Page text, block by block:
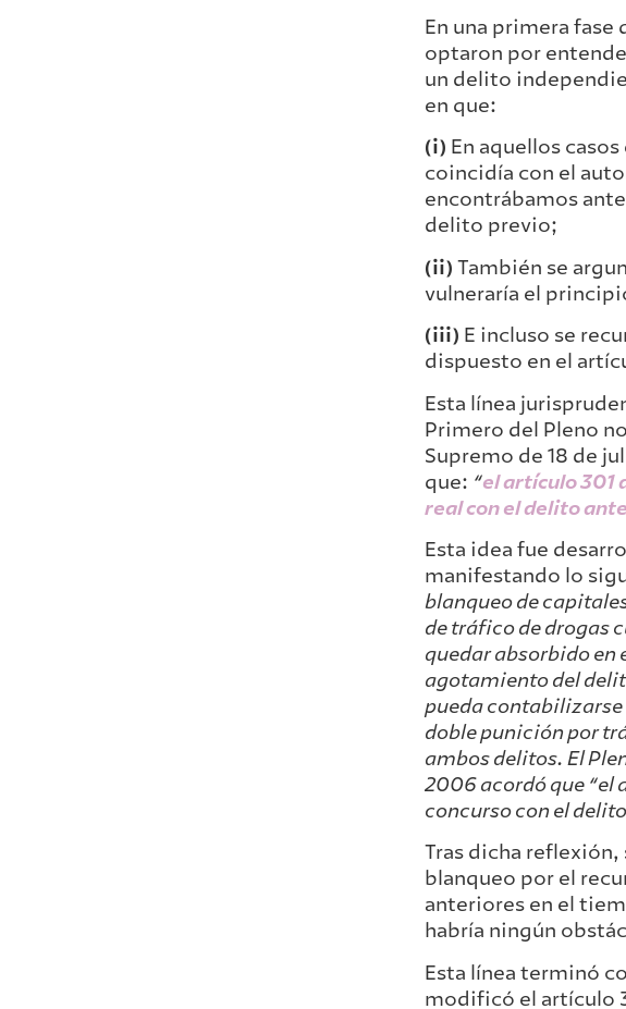
En una primera
optaron por
un delito
en que:
(i) En aquellos
coincidía con el
encontrábamos
delito previo;
(ii) También se
vulneraría el
(iii) E incluso se
dispuesto en el
Esta línea
Primero del Pleno
Supremo de 18 de
que: “el artículo 301
real con el delito
Esta idea fue
manifestando lo
blanqueo de
de tráfico de drogas
quedar absorbido en
agotamiento del
pueda
doble punición por
ambos delitos. El
2006 acordó que “el
concurso con el
Tras dicha reflexión,
blanqueo por el
anteriores en el
habría ningún
Esta línea terminó
modificó el artículo